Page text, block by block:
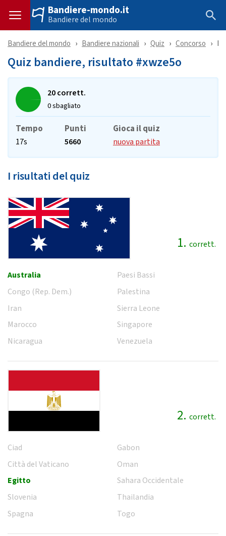
Bandiere-mondo.it
Bandiere del mondo
Bandiere del mondo Bandiere nazionali Quiz Concorso
Quiz bandiere, risultato #xwze5o
20 corrett.
0 sbagliato
Tempo
17s
Punti
5660
Gioca il quiz
nuova partita
I risultati del quiz
1. corrett.
Australia
Congo (Rep. Dem.)
Iran
Marocco
Nicaragua
Paesi Bassi
Palestina
Sierra Leone
Singapore
Venezuela
2. corrett.
Ciad
Città del Vaticano
Egitto
Slovenia
Spagna
Gabon
Oman
Sahara Occidentale
Thailandia
Togo